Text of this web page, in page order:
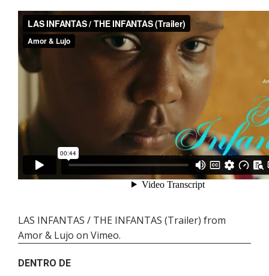
LAS INFANTAS / THE INFANTAS (Trailer) from
Amor & Lujo on Vimeo.
DENTRO DE